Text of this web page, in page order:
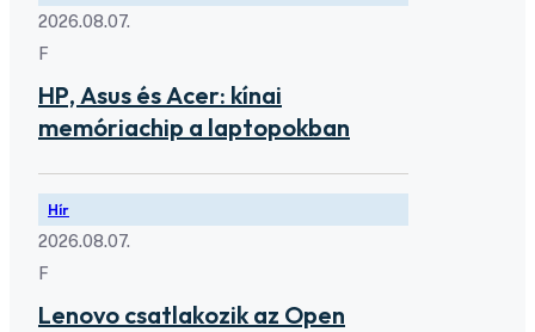
2026.08.07.
F
HP, Asus és Acer: kínai
memóriachip a laptopokban
Hír
2026.08.07.
F
Lenovo csatlakozik az Open